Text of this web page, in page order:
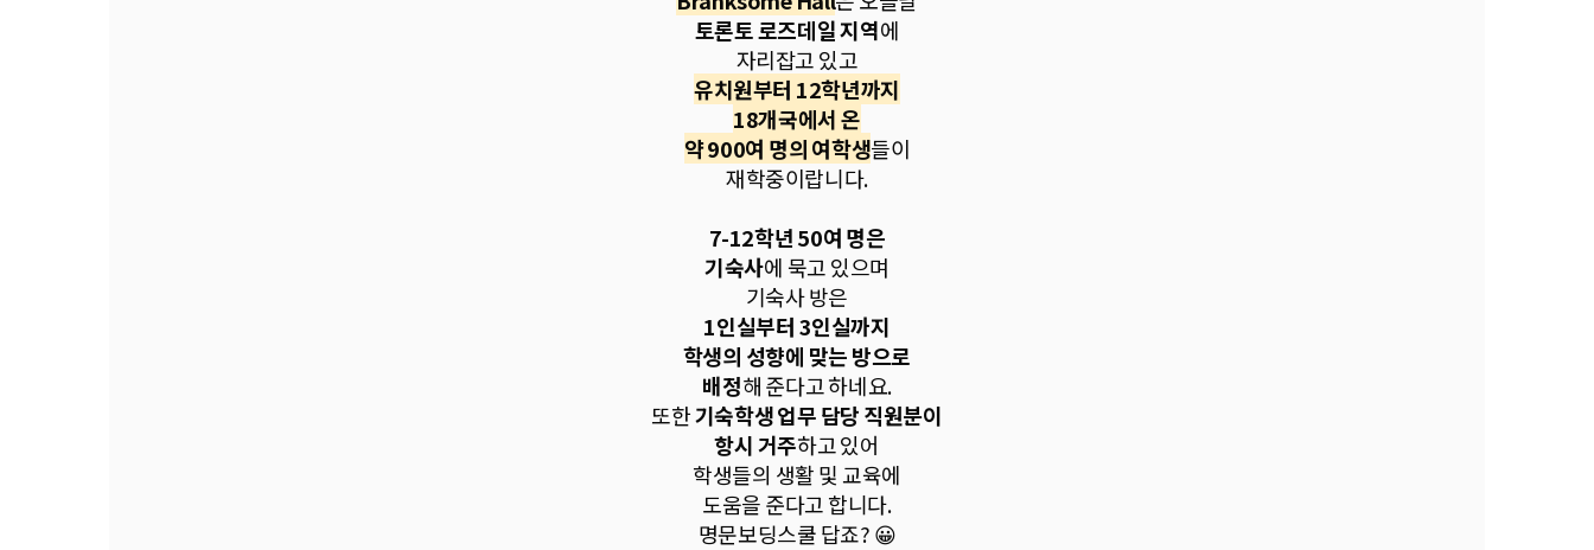
토론토 로즈데일 지역에
자리잡고 있고
유치원부터 12학년까지
18개국에서 온
약 900여 명의 여학생들이
재학중이랍니다.
7-12학년 50여 명은
기숙사에 묵고 있으며
기숙사 방은
1인실부터 3인실까지
학생의 성향에 맞는 방으로
배정해 준다고 하네요.
또한기숙학생 업무 담당 직원분이
항시 거주하고 있어
학생들의 생활 및 교육에
도움을 준다고 합니다.
명문보딩스쿨 답죠? 😀